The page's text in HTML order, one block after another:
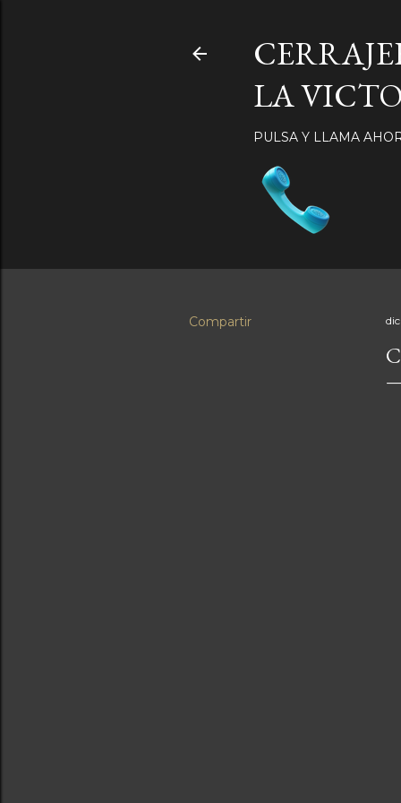
LA
PULSA Y LLAMA
Compartir